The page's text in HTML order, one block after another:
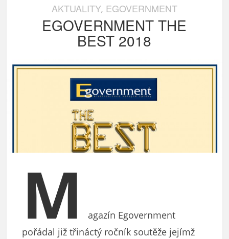
AKTUALITY, EGOVERNMENT
EGOVERNMENT THE
BEST 2018
M
agazín Egovernment
pořádal již třináctý ročník soutěže jejímž